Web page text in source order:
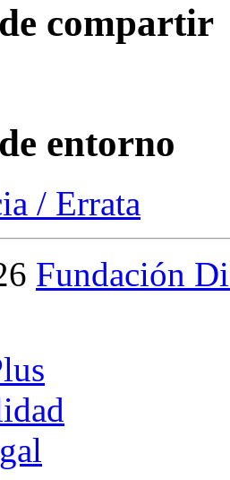
compartir
entorno
/ Errata
Fundación